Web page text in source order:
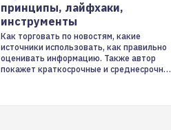
принципы, лайфхаки,
инструменты
Как торговать по новостям, какие
источники использовать, как правильно
оценивать информацию. Также автор
покажет краткосрочные и среднесрочные